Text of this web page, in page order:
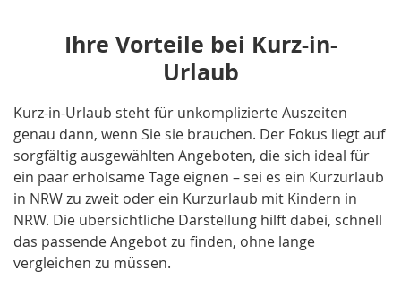
Ihre Vorteile bei Kurz-in-
Urlaub
Kurz-in-Urlaub steht für unkomplizierte Auszeiten
genau dann, wenn Sie sie brauchen. Der Fokus liegt auf
sorgfältig ausgewählten Angeboten, die sich ideal für
ein paar erholsame Tage eignen – sei es ein Kurzurlaub
in NRW zu zweit oder ein Kurzurlaub mit Kindern in
NRW. Die übersichtliche Darstellung hilft dabei, schnell
das passende Angebot zu finden, ohne lange
vergleichen zu müssen.